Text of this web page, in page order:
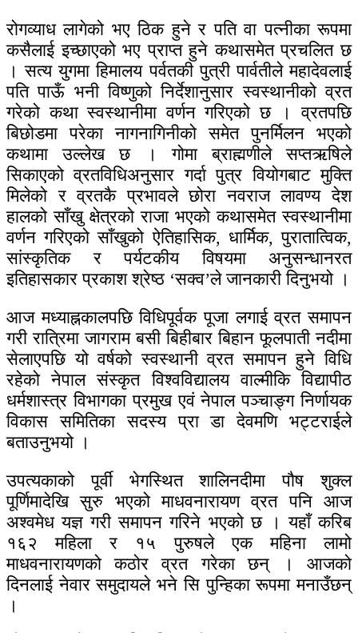
रोगव्याध लागेको भए ठिक हुने र पति वा पत्नीका रूपमा
कसैलाई इच्छाएको भए प्राप्त हुने कथासमेत प्रचलित छ
। सत्य युगमा हिमालय पर्वतकी पुत्री पार्वतीले महादेवलाई
पति पाऊँ भनी विष्णुको निर्देशानुसार स्वस्थानीको व्रत
गरेको कथा स्वस्थानीमा वर्णन गरिएको छ । व्रतपछि
बिछोडमा परेका नागनागिनीको समेत पुनर्मिलन भएको
कथामा उल्लेख छ । गोमा ब्राह्मणीले सप्तऋषिले
सिकाएको व्रतविधिअनुसार गर्दा पुत्र वियोगबाट मुक्ति
मिलेको र व्रतकै प्रभावले छोरा नवराज लावण्य देश
हालको साँखु क्षेत्रको राजा भएको कथासमेत स्वस्थानीमा
वर्णन गरिएको साँखुको ऐतिहासिक, धार्मिक, पुरातात्विक,
सांस्कृतिक र पर्यटकीय विषयमा अनुसन्धानरत
इतिहासकार प्रकाश श्रेष्ठ ‘सक्व’ले जानकारी दिनुभयो ।
आज मध्याह्नकालपछि विधिपूर्वक पूजा लगाई व्रत समापन
गरी रात्रिमा जागराम बसी बिहीबार बिहान फूलपाती नदीमा
सेलाएपछि यो वर्षको स्वस्थानी व्रत समापन हुने विधि
रहेको नेपाल संस्कृत विश्वविद्यालय वाल्मीकि विद्यापीठ
धर्मशास्त्र विभागका प्रमुख एवं नेपाल पञ्चाङ्ग निर्णायक
विकास समितिका सदस्य प्रा डा देवमणि भट्टराईले
बताउनुभयो ।
उपत्यकाको पूर्वी भेगस्थित शालिनदीमा पौष शुक्ल
पूर्णिमादेखि सुरु भएको माधवनारायण व्रत पनि आज
अश्वमेध यज्ञ गरी समापन गरिने भएको छ । यहाँ करिब
१६२ महिला र १५ पुरुषले एक महिना लामो
माधवनारायणको कठोर व्रत गरेका छन् । आजको
दिनलाई नेवार समुदायले भने सि पुन्हिका रूपमा मनाउँछन्
।